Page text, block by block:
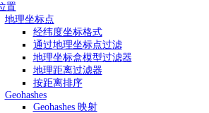
置
地理坐标点
经纬度坐标格式
通过地理坐标点过滤
地理坐标盒模型过滤器
地理距离过滤器
按距离排序
Geohashes
Geohashes 映射